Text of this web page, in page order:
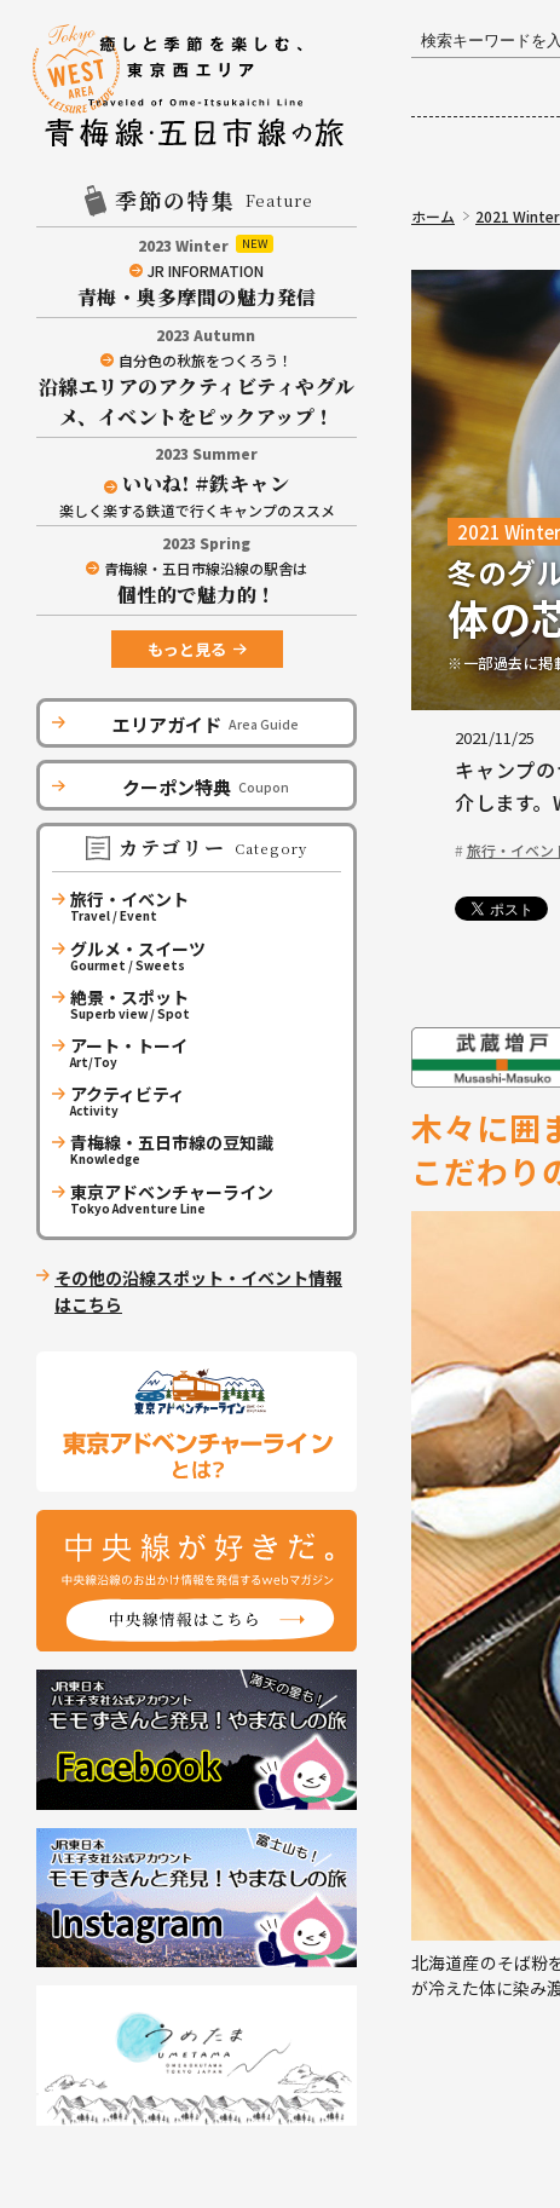
季節の特集 Feature
2023 Winter
JR INFORMATION
青梅・奥多摩間の魅力発信
2023 Autumn
自分色の秋旅をつくろう！
沿線エリアのアクティビティやグル
メ、イベントをピックアップ！
2023 Summer
いいね! #鉄キャン
楽しく楽する鉄道で行くキャンプのススメ
2023 Spring
青梅線・五日市線沿線の駅舎は
個性的で魅力的！
もっと見る
エリアガイド Area Guide
クーポン特典 Coupon
カテゴリー Category
旅行・イベント
Travel / Event
グルメ・スイーツ
Gourmet / Sweets
絶景・スポット
Superb view / Spot
アート・トーイ
Art/Toy
アクティビティ
Activity
青梅線・五日市線の豆知識
Knowledge
東京アドベンチャーライン
Tokyo Adventure Line
その他の沿線スポット・イベント情報
はこちら
ホーム 2021 Winter
2021 Winter
冬のグ
体の
※一部過去に掲
2021/11/25
キャンプ
介します。
旅行・イベン
木々に囲
こだわり
北海道産のそば粉
が冷えた体に染み